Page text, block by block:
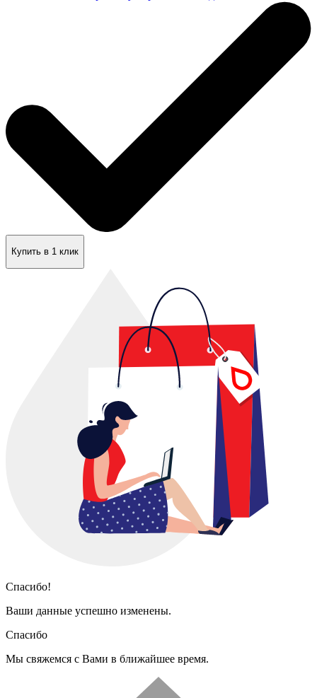
Купить в 1 клик
Спасибо!
Ваши данные успешно изменены.
Спасибо
Мы свяжемся с Вами в ближайшее время.